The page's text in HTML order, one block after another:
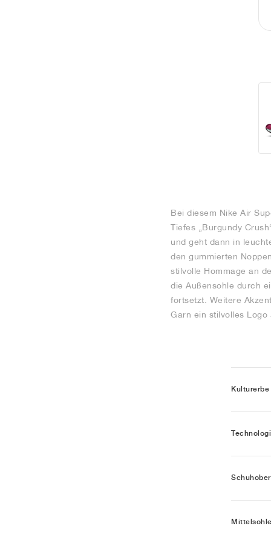
Bei diesem Nike Air
Tiefes „Burgundy
und geht dann in
den gummierten
stilvolle Hommage an
die Außensohle durch
fortsetzt. Weitere
Garn ein stilvolles Logo
Kulturerbe
Mittelsohle